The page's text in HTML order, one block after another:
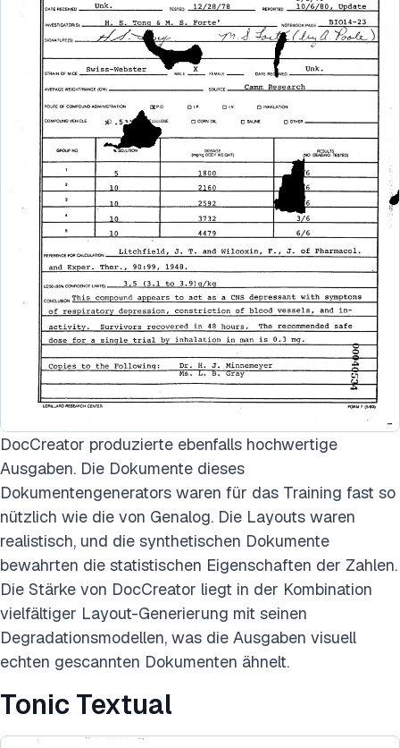
DocCreator produzierte ebenfalls hochwertige
Ausgaben. Die Dokumente dieses
Dokumentengenerators waren für das Training fast so
nützlich wie die von Genalog. Die Layouts waren
realistisch, und die synthetischen Dokumente
bewahrten die statistischen Eigenschaften der Zahlen.
Die Stärke von DocCreator liegt in der Kombination
vielfältiger Layout-Generierung mit seinen
Degradationsmodellen, was die Ausgaben visuell
echten gescannten Dokumenten ähnelt.
Tonic Textual